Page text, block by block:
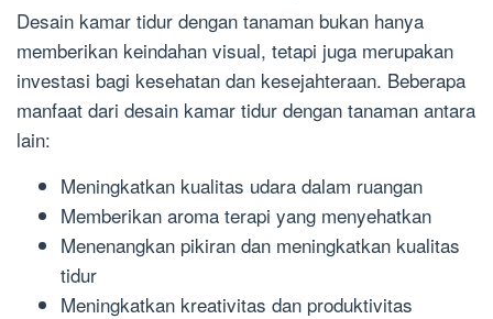
Desain kamar tidur dengan tanaman bukan hanya
memberikan keindahan visual, tetapi juga merupakan
investasi bagi kesehatan dan kesejahteraan. Beberapa
manfaat dari desain kamar tidur dengan tanaman antara
lain:
Meningkatkan kualitas udara dalam ruangan
Memberikan aroma terapi yang menyehatkan
Menenangkan pikiran dan meningkatkan kualitas
tidur
Meningkatkan kreativitas dan produktivitas